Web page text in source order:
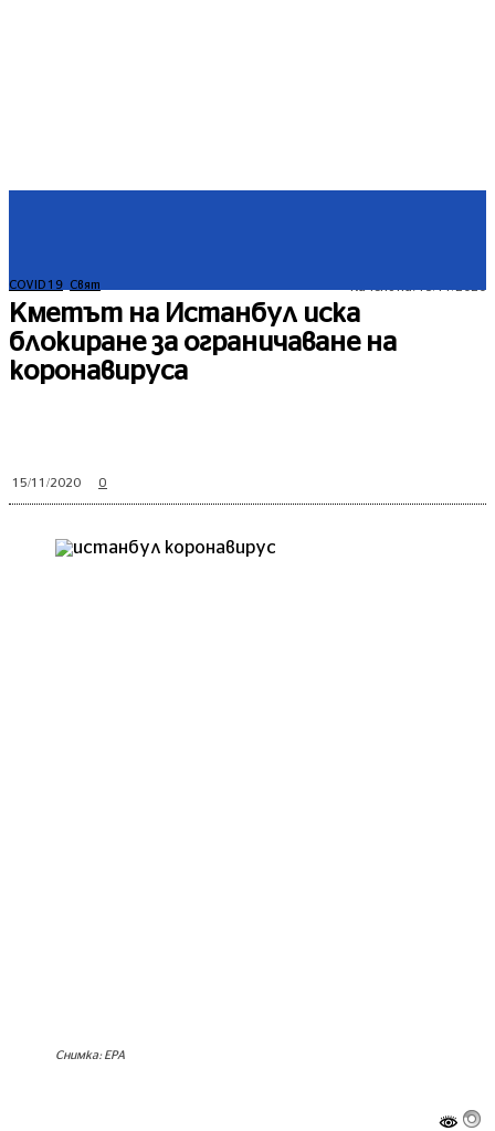
COVID 19 Свят
Кметът на Истанбул иска
блокиране за ограничаване на
коронавируса
15/11/2020 0
Снимка: EPA